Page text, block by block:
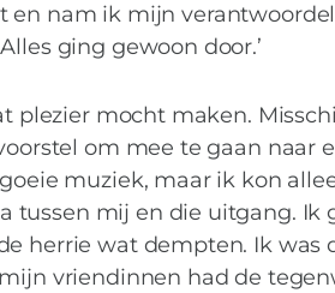
nam ik mijn
ging gewoon door.’
plezier mocht maken.
om mee te gaan naar
muziek, maar ik kon
tussen mij en die uitgang. Ik
herrie wat dempten. Ik was
vriendinnen had de